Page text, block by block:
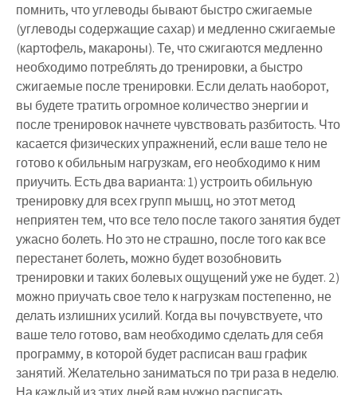
помнить, что углеводы бывают быстро сжигаемые
(углеводы содержащие сахар) и медленно сжигаемые
(картофель, макароны). Те, что сжигаются медленно
необходимо потреблять до тренировки, а быстро
сжигаемые после тренировки. Если делать наоборот,
вы будете тратить огромное количество энергии и
после тренировок начнете чувствовать разбитость. Что
касается физических упражнений, если ваше тело не
готово к обильным нагрузкам, его необходимо к ним
приучить. Есть два варианта: 1) устроить обильную
тренировку для всех групп мышц, но этот метод
неприятен тем, что все тело после такого занятия будет
ужасно болеть. Но это не страшно, после того как все
перестанет болеть, можно будет возобновить
тренировки и таких болевых ощущений уже не будет. 2)
можно приучать свое тело к нагрузкам постепенно, не
делать излишних усилий. Когда вы почувствуете, что
ваше тело готово, вам необходимо сделать для себя
программу, в которой будет расписан ваш график
занятий. Желательно заниматься по три раза в неделю.